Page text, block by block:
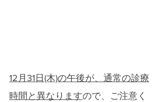
12月31日(木)の午後が、通常の診療
時間と異なりますので、ご注意く